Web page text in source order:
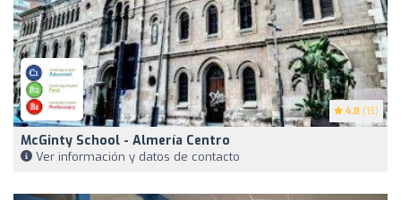
4.8 (13)
McGinty School - Almería Centro
Ver información y datos de contacto